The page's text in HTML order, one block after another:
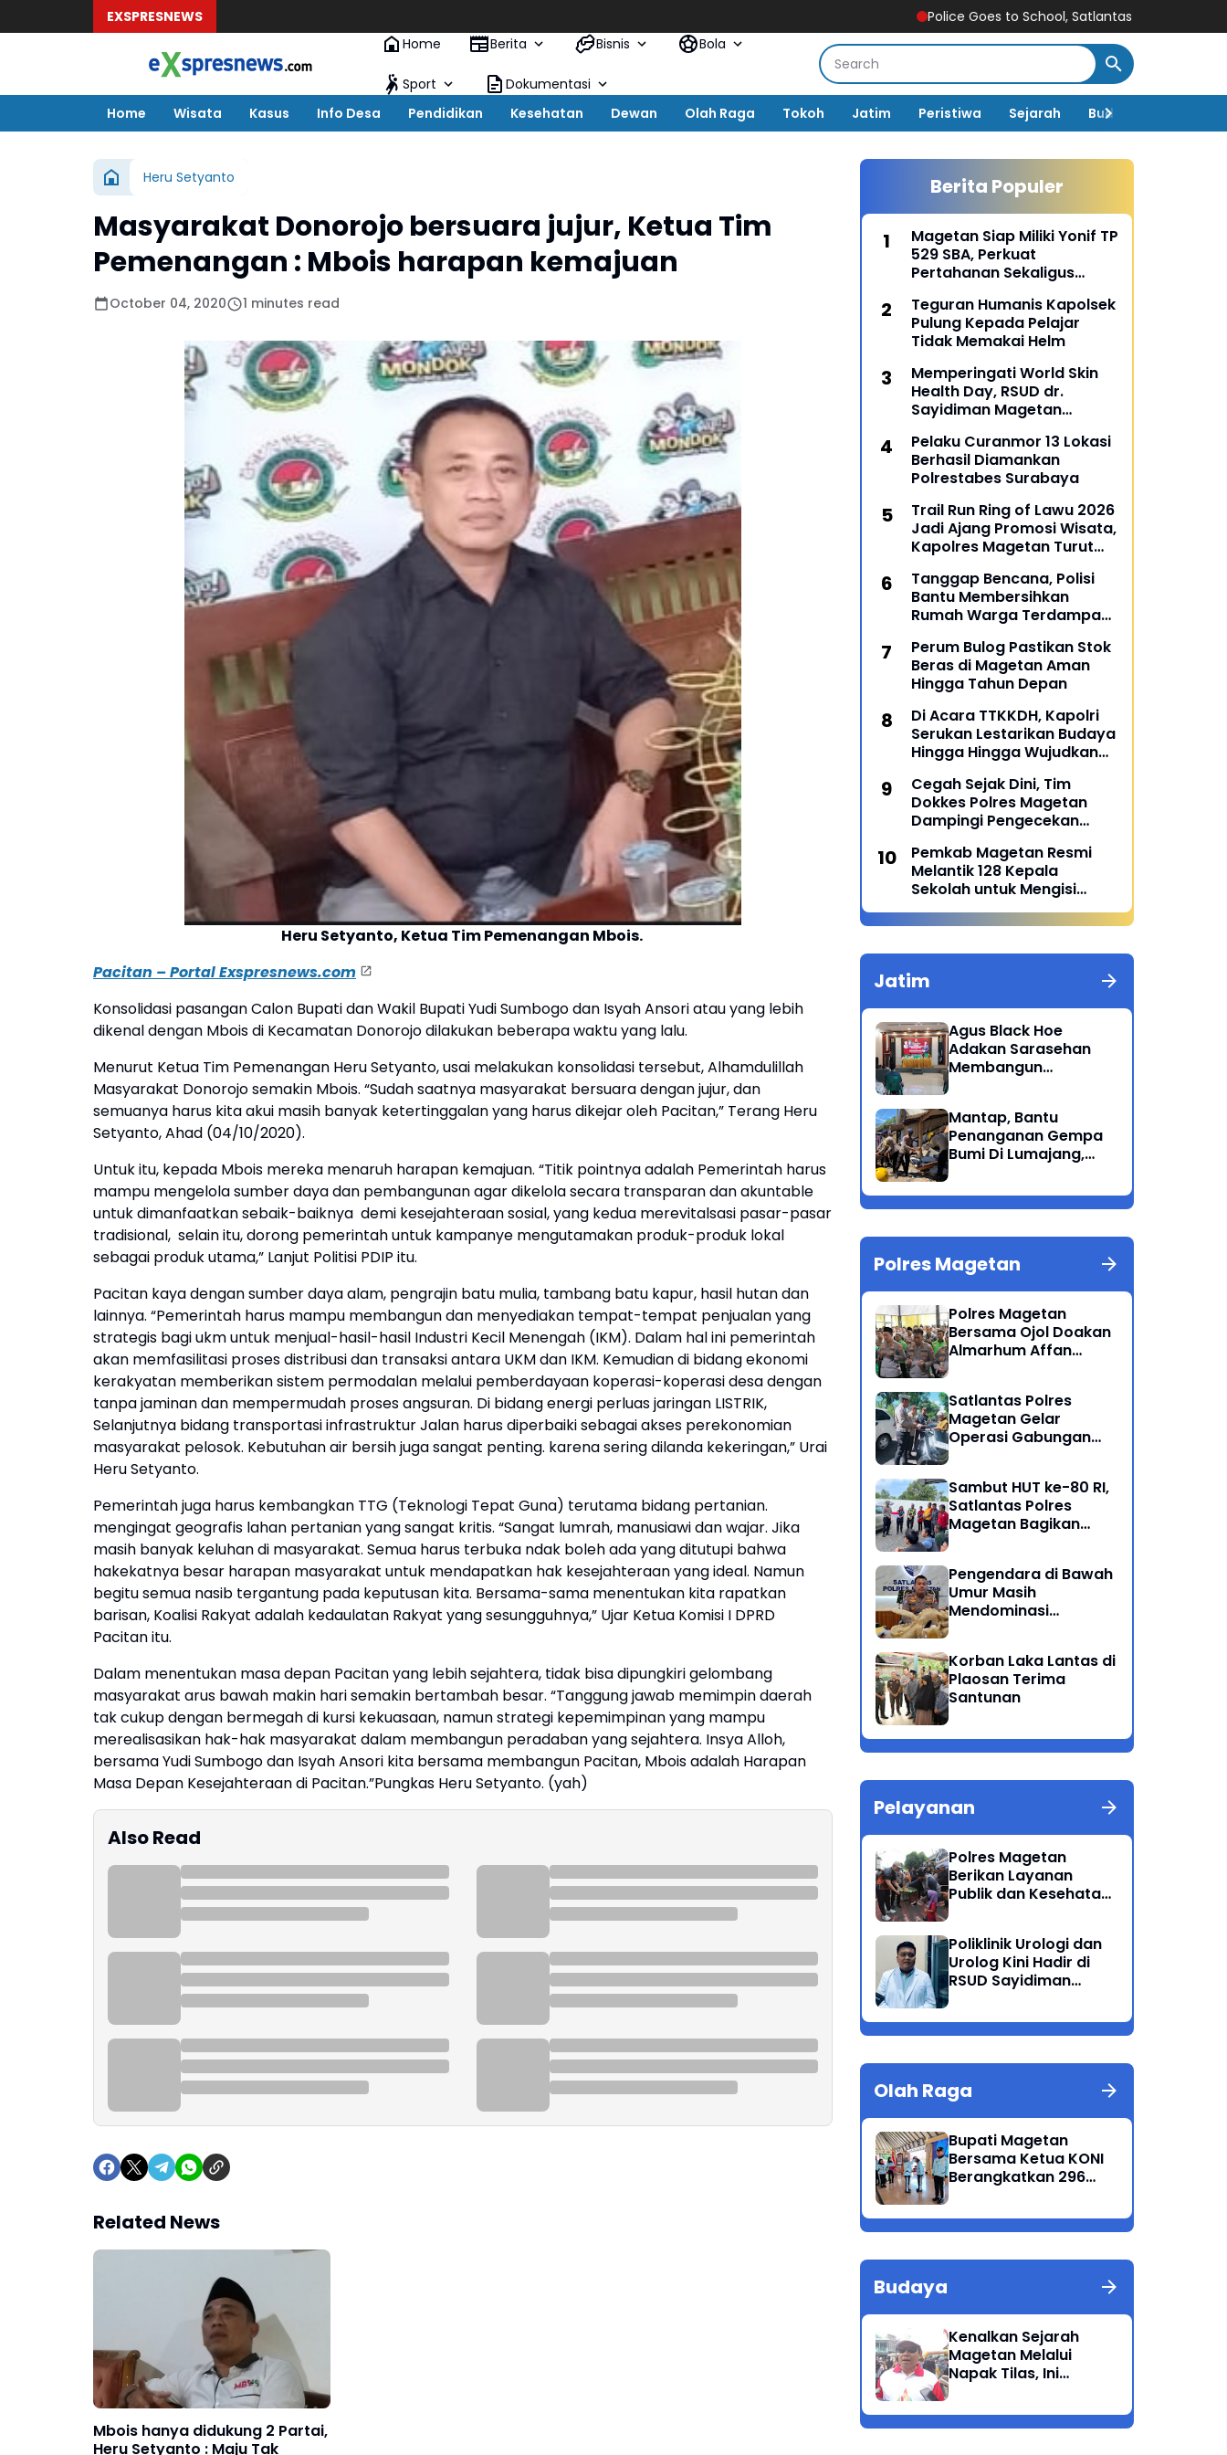
EXSPRESNEWS
Police Goes to School, Satlantas Ngawi Tanamkan Tertib Lalu
Home
Berita Bisnis Bola
Sport
Dokumentasi
Home
Wisata Kasus Info Desa Pendidikan Kesehatan Dewan Olah Raga Tokoh Jatim Peristiwa Sejarah Budaya
Heru Setyanto
Masyarakat Donorojo bersuara jujur, Ketua Tim
Pemenangan : Mbois harapan kemajuan
October 04, 2020 1 minutes read
Heru Setyanto, Ketua Tim Pemenangan Mbois.
Pacitan – Portal Exspresnews.com
Konsolidasi pasangan Calon Bupati dan Wakil Bupati Yudi Sumbogo dan Isyah Ansori atau yang lebih
dikenal dengan Mbois di Kecamatan Donorojo dilakukan beberapa waktu yang lalu.
Menurut Ketua Tim Pemenangan Heru Setyanto, usai melakukan konsolidasi tersebut, Alhamdulillah
Masyarakat Donorojo semakin Mbois. “Sudah saatnya masyarakat bersuara dengan jujur, dan
semuanya harus kita akui masih banyak ketertinggalan yang harus dikejar oleh Pacitan,” Terang Heru
Setyanto, Ahad (04/10/2020).
Untuk itu, kepada Mbois mereka menaruh harapan kemajuan. “Titik pointnya adalah Pemerintah harus
mampu mengelola sumber daya dan pembangunan agar dikelola secara transparan dan akuntable
untuk dimanfaatkan sebaik-baiknya demi kesejahteraan sosial, yang kedua merevitalsasi pasar-pasar
tradisional, selain itu, dorong pemerintah untuk kampanye mengutamakan produk-produk lokal
sebagai produk utama,” Lanjut Politisi PDIP itu.
Pacitan kaya dengan sumber daya alam, pengrajin batu mulia, tambang batu kapur, hasil hutan dan
lainnya. “Pemerintah harus mampu membangun dan menyediakan tempat-tempat penjualan yang
strategis bagi ukm untuk menjual-hasil-hasil Industri Kecil Menengah (IKM). Dalam hal ini pemerintah
akan memfasilitasi proses distribusi dan transaksi antara UKM dan IKM. Kemudian di bidang ekonomi
kerakyatan memberikan sistem permodalan melalui pemberdayaan koperasi-koperasi desa dengan
tanpa jaminan dan mempermudah proses angsuran. Di bidang energi perluas jaringan LISTRIK,
Selanjutnya bidang transportasi infrastruktur Jalan harus diperbaiki sebagai akses perekonomian
masyarakat pelosok. Kebutuhan air bersih juga sangat penting. karena sering dilanda kekeringan,” Urai
Heru Setyanto.
Pemerintah juga harus kembangkan TTG (Teknologi Tepat Guna) terutama bidang pertanian.
mengingat geografis lahan pertanian yang sangat kritis. “Sangat lumrah, manusiawi dan wajar. Jika
masih banyak keluhan di masyarakat. Semua harus terbuka ndak boleh ada yang ditutupi bahwa
hakekatnya besar harapan masyarakat untuk mendapatkan hak kesejahteraan yang ideal. Namun
begitu semua nasib tergantung pada keputusan kita. Bersama-sama menentukan kita rapatkan
barisan, Koalisi Rakyat adalah kedaulatan Rakyat yang sesungguhnya,” Ujar Ketua Komisi I DPRD
Pacitan itu.
Dalam menentukan masa depan Pacitan yang lebih sejahtera, tidak bisa dipungkiri gelombang
masyarakat arus bawah makin hari semakin bertambah besar. “Tanggung jawab memimpin daerah
tak cukup dengan bermegah di kursi kekuasaan, namun strategi kepemimpinan yang mampu
merealisasikan hak-hak masyarakat dalam membangun peradaban yang sejahtera. Insya Alloh,
bersama Yudi Sumbogo dan Isyah Ansori kita bersama membangun Pacitan, Mbois adalah Harapan
Masa Depan Kesejahteraan di Pacitan.”Pungkas Heru Setyanto. (yah)
Also Read
Related News
Mbois hanya didukung 2 Partai,
Heru Setyanto : Maju Tak
Berita Populer
Magetan Siap Miliki Yonif TP
529 SBA, Perkuat
Pertahanan Sekaligus
Daerah
Teguran Humanis Kapolsek
Pulung Kepada Pelajar
Tidak Memakai Helm
Memperingati World Skin
Health Day, RSUD dr.
Sayidiman Magetan
'Bahaya Kosmetik Online'
Pelaku Curanmor 13 Lokasi
Berhasil Diamankan
Polrestabes Surabaya
Trail Run Ring of Lawu 2026
Jadi Ajang Promosi Wisata,
Kapolres Magetan Turut
Tanggap Bencana, Polisi
Bantu Membersihkan
Rumah Warga Terdampak
Perum Bulog Pastikan Stok
Beras di Magetan Aman
Hingga Tahun Depan
Di Acara TTKKDH, Kapolri
Serukan Lestarikan Budaya
Hingga Hingga Wujudkan
Cegah Sejak Dini, Tim
Dokkes Polres Magetan
Dampingi Pengecekan
Polres Magetan 2 Di Poncol
Pemkab Magetan Resmi
Melantik 128 Kepala
Sekolah untuk Mengisi
Kekosongan Jabatan
Jatim
Agus Black Hoe
Adakan Sarasehan
Membangun
Dikalangan
Masyarakat Magetan
Mantap, Bantu
Penanganan Gempa
Bumi Di Lumajang,
berikan bantuan
Polres Magetan
Polres Magetan
Bersama Ojol Doakan
Almarhum Affan
Rasa di Jakarta
Satlantas Polres
Magetan Gelar
Operasi Gabungan
Sambut HUT ke-80 RI,
Satlantas Polres
Magetan Bagikan
Pengendara di Bawah
Umur Masih
Mendominasi
Korban Laka Lantas di
Plaosan Terima
Santunan
Pelayanan
Polres Magetan
Berikan Layanan
Publik dan Kesehatan
Poliklinik Urologi dan
Urolog Kini Hadir di
RSUD Sayidiman
Olah Raga
Bupati Magetan
Bersama Ketua KONI
Berangkatkan 296
Jatim 2025
Budaya
Kenalkan Sejarah
Magetan Melalui
Napak Tilas, Ini
Kadis Dikpora.